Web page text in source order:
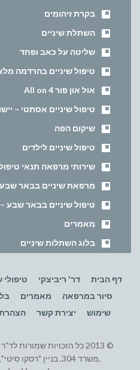
בקרת זיהומים
השתלת שיניים
שליטה על כאב ופחד
טיפול שיניים בהרדמה
אול און פור All on 4
טיפול שיניים אסתטי –
שיקום הפה
טיפול שיניים לילדים
שירותי מרפאה תנאי
מרפאת שיניים בבאר שבע
טיפול שיניים בבאר שבע
מאמרים
בלוג השתלות שיניים
דף הבית דר' ריביצקי
סיור במרפאה
מאמרים
שימוש
יצירת קשר הצהרת
,משרד 304, בניין "רסקו סיטי", באר שבע, טל: 08-6279640